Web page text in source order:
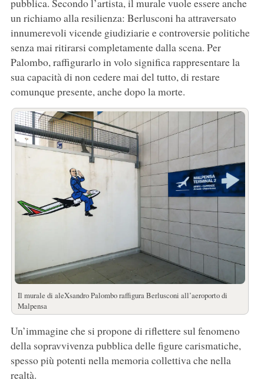
un richiamo alla resilienza: Berlusconi ha attraversato
innumerevoli vicende giudiziarie e controversie politiche
senza mai ritirarsi completamente dalla scena. Per
Palombo, raffigurarlo in volo significa rappresentare la
sua capacità di non cedere mai del tutto, di restare
comunque presente, anche dopo la morte.
Il murale di aleXsandro Palombo raffigura Berlusconi all’aeroporto di
Malpensa
Un’immagine che si propone di riflettere sul fenomeno
della sopravvivenza pubblica delle figure carismatiche,
spesso più potenti nella memoria collettiva che nella
realtà.